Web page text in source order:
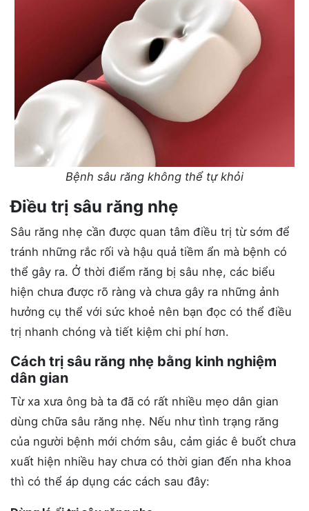
Bệnh sâu răng không thể tự khỏi
Điều trị sâu răng nhẹ
Sâu răng nhẹ cần được quan tâm điều trị từ sớm để
tránh những rắc rối và hậu quả tiềm ẩn mà bệnh có
thể gây ra. Ở thời điểm răng bị sâu nhẹ, các biểu
hiện chưa được rõ ràng và chưa gây ra những ảnh
hưởng cụ thể với sức khoẻ nên bạn đọc có thể điều
trị nhanh chóng và tiết kiệm chi phí hơn.
Cách trị sâu răng nhẹ bằng kinh nghiệm
dân gian
Từ xa xưa ông bà ta đã có rất nhiều mẹo dân gian
dùng chữa sâu răng nhẹ. Nếu như tình trạng răng
của người bệnh mới chớm sâu, cảm giác ê buốt chưa
xuất hiện nhiều hay chưa có thời gian đến nha khoa
thì có thể áp dụng các cách sau đây: